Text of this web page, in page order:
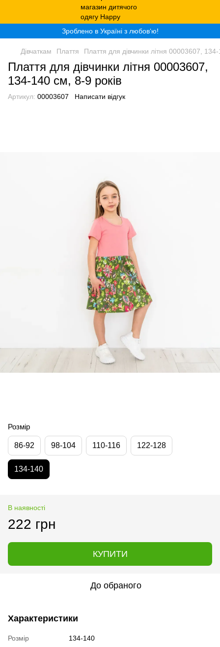
Зроблено в Україні з любов‘ю!
Дівчаткам Плаття Плаття для дівчинки літня 00003607,
Плаття для дівчинки літня 00003607,
134-140 см, 8-9 років
Артикул: 00003607 Написати відгук
Розмір
86-92 98-104 110-116 122-128
134-140
В наявності
222 грн
КУПИТИ
До обраного
Характеристики
Розмір
134-140